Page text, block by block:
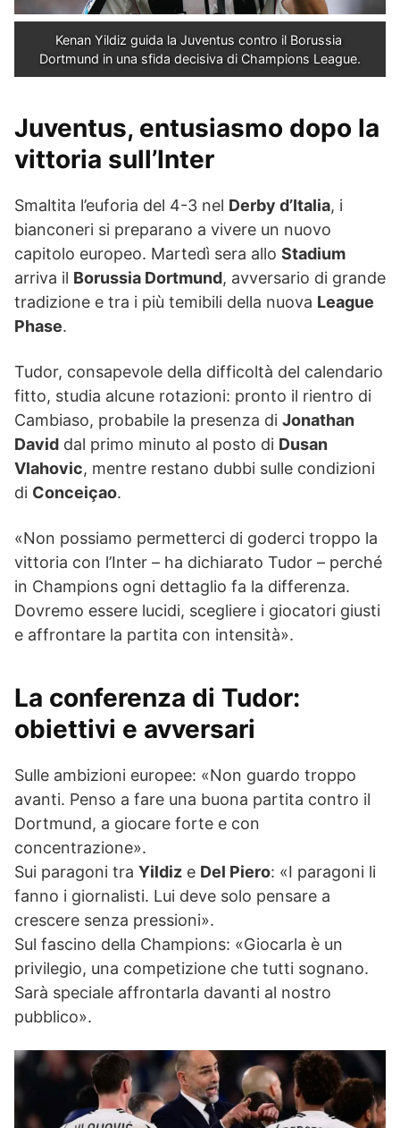
Kenan Yildiz guida la Juventus contro il Borussia
Dortmund in una sfida decisiva di Champions League.
Juventus, entusiasmo dopo la
vittoria sull’Inter
Smaltita l’euforia del 4-3 nel Derby d’Italia, i
bianconeri si preparano a vivere un nuovo
capitolo europeo. Martedì sera allo Stadium
arriva il Borussia Dortmund, avversario di grande
tradizione e tra i più temibili della nuova League
Phase.
Tudor, consapevole della difficoltà del calendario
fitto, studia alcune rotazioni: pronto il rientro di
Cambiaso, probabile la presenza di Jonathan
David dal primo minuto al posto di Dusan
Vlahovic, mentre restano dubbi sulle condizioni
di Conceiçao.
«Non possiamo permetterci di goderci troppo la
vittoria con l’Inter – ha dichiarato Tudor – perché
in Champions ogni dettaglio fa la differenza.
Dovremo essere lucidi, scegliere i giocatori giusti
e affrontare la partita con intensità».
La conferenza di Tudor:
obiettivi e avversari
Sulle ambizioni europee: «Non guardo troppo
avanti. Penso a fare una buona partita contro il
Dortmund, a giocare forte e con
concentrazione».
Sui paragoni tra Yildiz e Del Piero: «I paragoni li
fanno i giornalisti. Lui deve solo pensare a
crescere senza pressioni».
Sul fascino della Champions: «Giocarla è un
privilegio, una competizione che tutti sognano.
Sarà speciale affrontarla davanti al nostro
pubblico».